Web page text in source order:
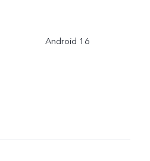
Android 16